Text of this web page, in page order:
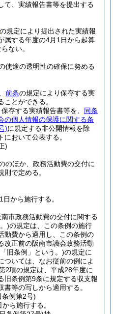
て、実績報告書等を提出する
の規定により提出された実績報
属する年度の4月1日から起算
ない。
使途の透明性の確保に努める
前条の規定により保存する実
とができる。
存する実績報告書等を、 同条
の個人情報の保護に関する条
)に規定する非公開情報を除
おいて公表する。
)
のほか、政務活動費の交付に
で定める。
から施行する。
市政務活動費の交付に関する
)の規定は、この条例の施行
動費から適用し、この条例の
改正前の阪南市議会政務活動
旧条例」という。)の規定に
ついては、なお従前の例によ
2項の規定は、平成28年度に
旧条例第9条に規定する収支報
等の写しから適用する。
条例第2号)
ら施行する。